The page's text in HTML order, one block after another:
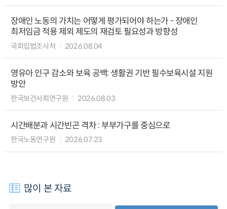
장애인 노동의 가치는 어떻게 평가되어야 하는가 - 장애인
최저임금 적용 제외 제도의 재검토 필요성과 방향성
국회입법조사처 2026.08.04
영유아 인구 감소와 보육 공백: 생활권 기반 필수보육시설 지원
방안
한국보건사회연구원 2026.08.03
시간배분과 시간빈곤 격차 : 부부가구를 중심으로
한국노동연구원 2026.07.23
많이 본 자료